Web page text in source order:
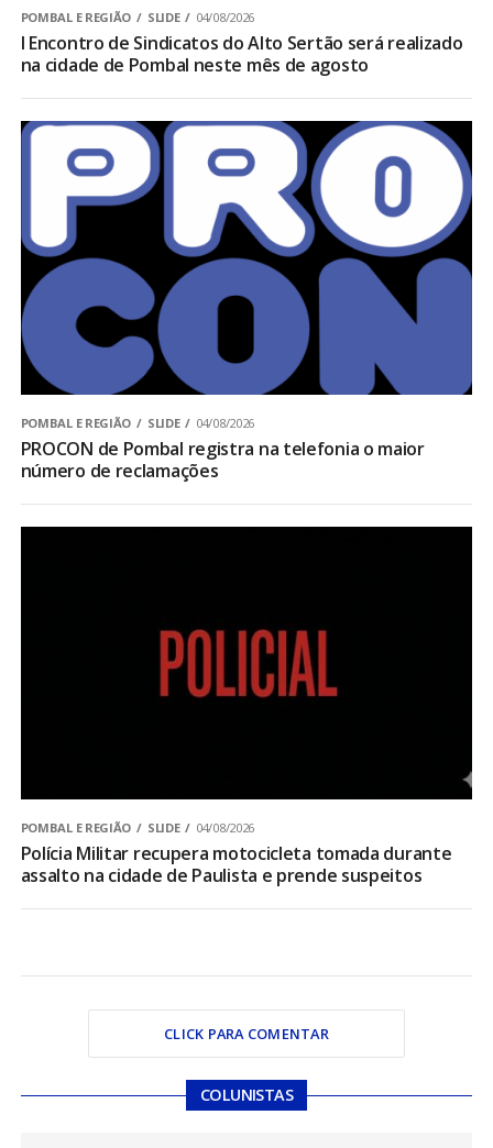
POMBAL E REGIÃO SLIDE 04/08/2026
I Encontro de Sindicatos do Alto Sertão será realizado
na cidade de Pombal neste mês de agosto
POMBAL E REGIÃO SLIDE 04/08/2026
PROCON de Pombal registra na telefonia o maior
número de reclamações
POMBAL E REGIÃO SLIDE 04/08/2026
Polícia Militar recupera motocicleta tomada durante
assalto na cidade de Paulista e prende suspeitos
CLICK PARA COMENTAR
COLUNISTAS